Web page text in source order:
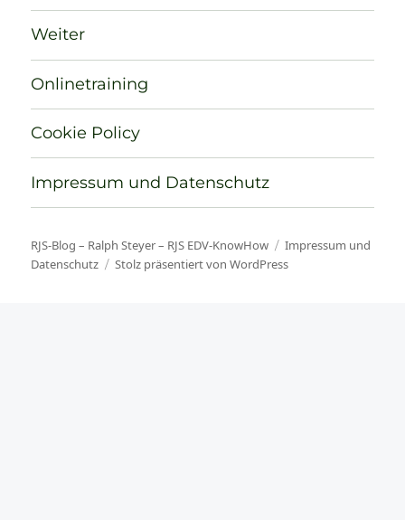
Weiter
Onlinetraining
Cookie Policy
Impressum und Datenschutz
RJS-Blog – Ralph Steyer – RJS EDV-KnowHow
Impressum und
Datenschutz
Stolz präsentiert von WordPress